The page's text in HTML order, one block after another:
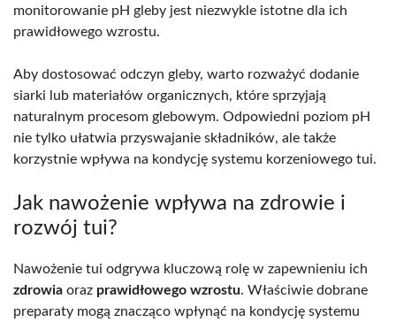
monitorowanie pH gleby jest niezwykle istotne dla ich
prawidłowego wzrostu.
Aby dostosować odczyn gleby, warto rozważyć dodanie
siarki lub materiałów organicznych, które sprzyjają
naturalnym procesom glebowym. Odpowiedni poziom pH
nie tylko ułatwia przyswajanie składników, ale także
korzystnie wpływa na kondycję systemu korzeniowego tui.
Jak nawożenie wpływa na zdrowie i
rozwój tui?
Nawożenie tui odgrywa kluczową rolę w zapewnieniu ich
zdrowia oraz prawidłowego wzrostu. Właściwie dobrane
preparaty mogą znacząco wpłynąć na kondycję systemu